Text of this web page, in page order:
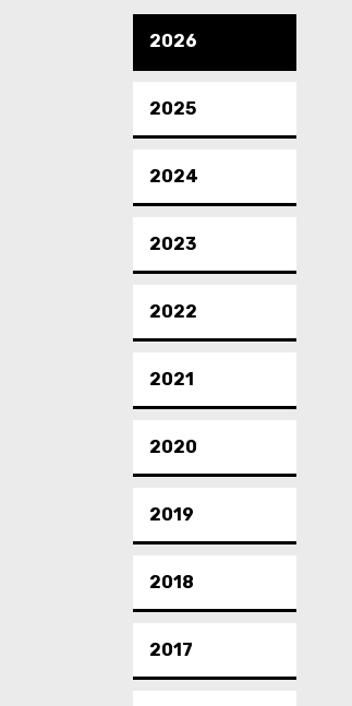
2026
2025
2024
2023
2022
2021
2020
2019
2018
2017